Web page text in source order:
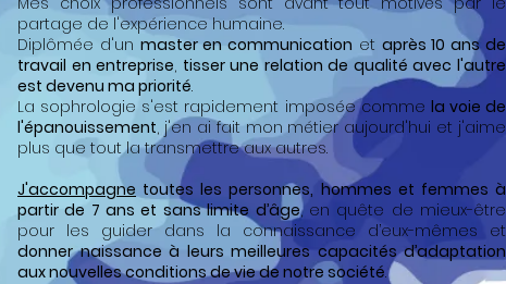
partage de l'expérience humaine.
Diplômée d'un master en communication et après 10 ans de
travail en entreprise, tisser une relation de qualité avec l'autre
est devenu ma priorité.
La sophrologie s'est rapidement imposée comme la voie de
l'épanouissement, j'en ai fait mon métier aujourd'hui et j'aime
plus que tout la transmettre aux autres.
J'accompagne toutes les personnes, hommes et femmes à
partir de 7 ans et sans limite d’âge, en quête de mieux-être
pour les guider dans la connaissance d’eux-mêmes et
donner naissance à leurs meilleures capacités d’adaptation
aux nouvelles conditions de vie de notre société.